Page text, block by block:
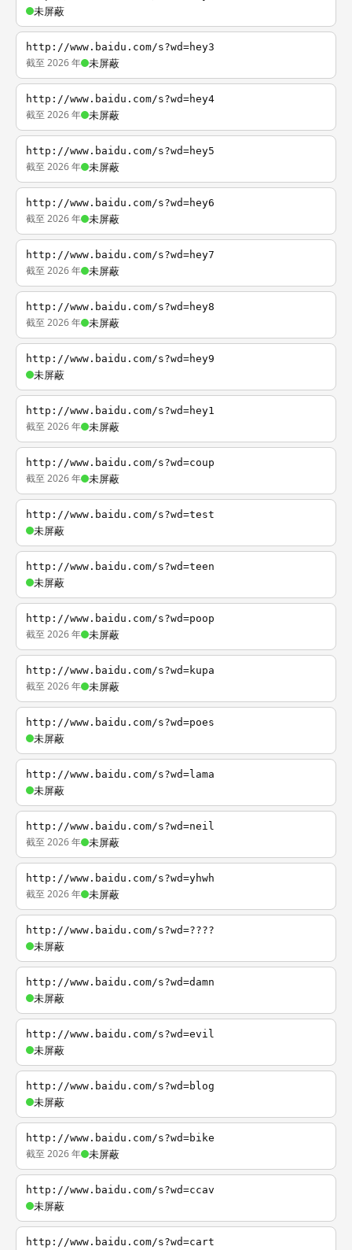
未屏蔽
http://www.baidu.com/s?wd=hey3
截至 2026 年 未屏蔽
http://www.baidu.com/s?wd=hey4
截至 2026 年 未屏蔽
http://www.baidu.com/s?wd=hey5
截至 2026 年 未屏蔽
http://www.baidu.com/s?wd=hey6
截至 2026 年 未屏蔽
http://www.baidu.com/s?wd=hey7
截至 2026 年 未屏蔽
http://www.baidu.com/s?wd=hey8
截至 2026 年 未屏蔽
http://www.baidu.com/s?wd=hey9
未屏蔽
http://www.baidu.com/s?wd=hey1
截至 2026 年 未屏蔽
http://www.baidu.com/s?wd=coup
截至 2026 年 未屏蔽
http://www.baidu.com/s?wd=test
未屏蔽
http://www.baidu.com/s?wd=teen
未屏蔽
http://www.baidu.com/s?wd=poop
截至 2026 年 未屏蔽
http://www.baidu.com/s?wd=kupa
截至 2026 年 未屏蔽
http://www.baidu.com/s?wd=poes
未屏蔽
http://www.baidu.com/s?wd=lama
未屏蔽
http://www.baidu.com/s?wd=neil
截至 2026 年 未屏蔽
http://www.baidu.com/s?wd=yhwh
截至 2026 年 未屏蔽
http://www.baidu.com/s?wd=????
未屏蔽
http://www.baidu.com/s?wd=damn
未屏蔽
http://www.baidu.com/s?wd=evil
未屏蔽
http://www.baidu.com/s?wd=blog
未屏蔽
http://www.baidu.com/s?wd=bike
截至 2026 年 未屏蔽
http://www.baidu.com/s?wd=ccav
未屏蔽
http://www.baidu.com/s?wd=cart